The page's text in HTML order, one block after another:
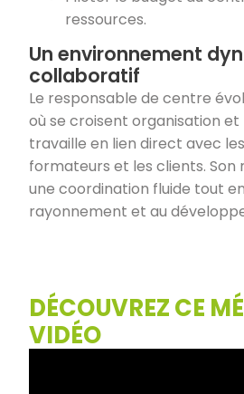
ressources.
Un environnement
collaboratif
Le responsable de centre
où se croisent organisation et
travaille en lien direct avec
formateurs et les clients. Son
une coordination fluide tout
rayonnement et au
DÉCOUVREZ CE
VIDÉO